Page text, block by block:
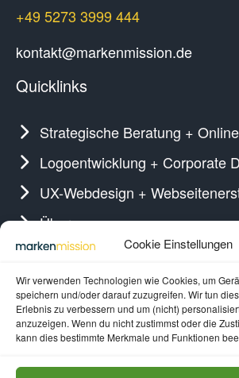
Cookie Einstellungen
Wir verwenden Technologien wie Cookies, um
speichern und/oder darauf zuzugreifen. Wir tun
Erlebnis zu verbessern und um (nicht)
anzuzeigen. Wenn du nicht zustimmst oder die
kann dies bestimmte Merkmale und Funktionen
+49 5273 3999 444
kontakt@markenmission.de
Quicklinks
Strategische Beratung +
Logoentwicklung + Corporate
UX-Webdesign +
Über uns
Gefällt Ihnen, was
Lassen Sie uns
Beratungstermin